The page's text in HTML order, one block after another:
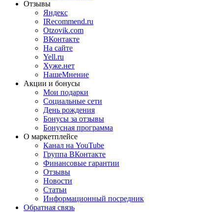
Отзывы
Яндекс
IRecommend.ru
Otzovik.com
ВКонтакте
На сайте
Yell.ru
Хуже.нет
НашеМнение
Акции и бонусы
Мои подарки
Социальные сети
День рождения
Бонусы за отзывы
Бонусная программа
О маркетплейсе
Канал на YouTube
Группа ВКонтакте
Финансовые гарантии
Отзывы
Новости
Статьи
Информационный посредник
Обратная связь